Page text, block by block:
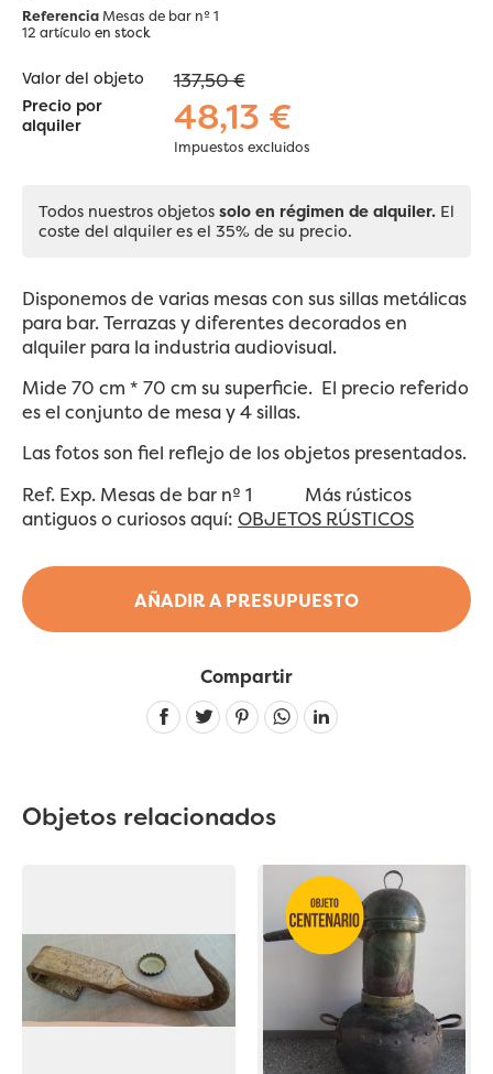
ReferenciaMesas de bar nº 1
12 artículo en stock
AÑADIR A PRESUPUESTO
Valor del objeto 137,50 €
Precio por
alquiler
48,13 €
Impuestos excluidos
Todos nuestros objetos solo en régimen de alquiler. El
coste del alquiler es el 35% de su precio.
Disponemos de varias mesas con sus sillas metálicas
para bar. Terrazas y diferentes decorados en
alquiler para la industria audiovisual.
Mide 70 cm * 70 cm su superficie. El precio referido
es el conjunto de mesa y 4 sillas.
Las fotos son fiel reflejo de los objetos presentados.
Ref. Exp. Mesas de bar nº 1 Más rústicos
antiguos o curiosos aquí: OBJETOS RÚSTICOS
Compartir
Linkedin
Objetos relacionados